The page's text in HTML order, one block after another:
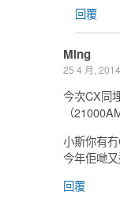
回覆
Ming
25 4 月, 2014
今次CX同
（
小斯你有
今年佢哋
回覆